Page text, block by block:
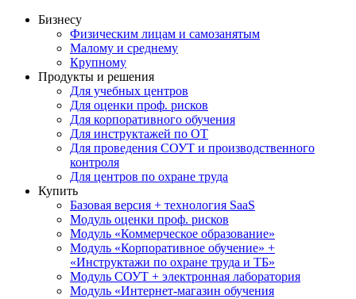
Бизнесу
Физическим лицам и самозанятым
Малому и среднему
Крупному
Продукты и решения
Для учебных центров
Для оценки проф. рисков
Для корпоративного обучения
Для инструктажей по ОТ
Для проведения СОУТ и производственного
контроля
Для центров по охране труда
Купить
Базовая версия + технология SaaS
Модуль оценки проф. рисков
Модуль «Коммерческое образование»
Модуль «Корпоративное обучение» +
«Инструктажи по охране труда и ТБ»
Модуль СОУТ + электронная лаборатория
Модуль «Интернет-магазин обучения